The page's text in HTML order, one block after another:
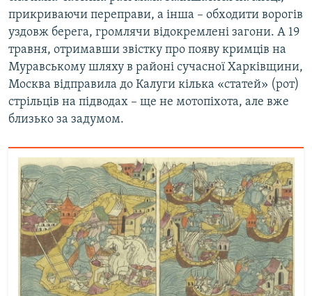
прикриваючи переправи, а інша – обходити ворогів
уздовж берега, громлячи відокремлені загони. А 19
травня, отримавши звістку про появу кримців на
Муравському шляху в районі сучасної Харківщини,
Москва відправила до Калуги кілька «статей» (рот)
стрільців на підводах – ще не мотопіхота, але вже
близько за задумом.